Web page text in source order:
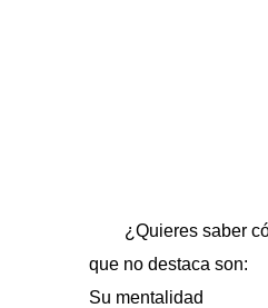
¿Quieres saber
que no destaca son:
Su mentalidad